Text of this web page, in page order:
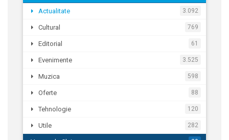
Actualitate 3.092
Cultural 769
Editorial 61
Evenimente 3.525
Muzica 598
Oferte 88
Tehnologie 120
Utile 282